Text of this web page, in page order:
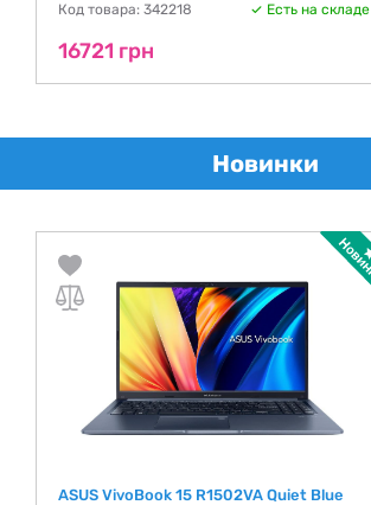
Код товара: 342218 Есть на складе
16721 грн
Новинки
ASUS VivoBook 15 R1502VA Quiet Blue